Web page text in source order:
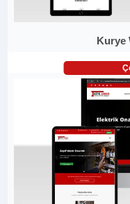
Kurye